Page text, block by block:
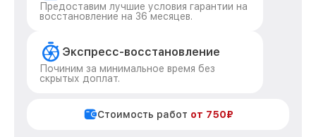
Предоставим лучшие условия гарантии на
восстановление на 36 месяцев.
Экспресс-восстановление
Починим за минимальное время без
скрытых доплат.
Стоимость работ от 750₽